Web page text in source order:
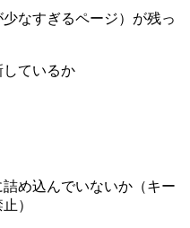
なすぎるページ）が残っ
ているか
め込んでいないか（キー
）